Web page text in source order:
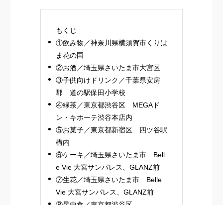
もくじ
①飲み物／神奈川県横須賀市くりは
ま花の国
②お酒／埼玉県さいたま市大宮区
③子供向けドリンク／千葉県安房
郡 道の駅保田小学校
④緑茶／東京都渋谷区 MEGAド
ン・キホーテ渋谷本店内
⑤お菓子／東京都新宿区 四ツ谷駅
構内
⑥ケーキ／埼玉県さいたま市 Bell
e Vie 大宮サンパレス、GLANZ前
⑦生花／埼玉県さいたま市 Belle
Vie 大宮サンパレス、GLANZ前